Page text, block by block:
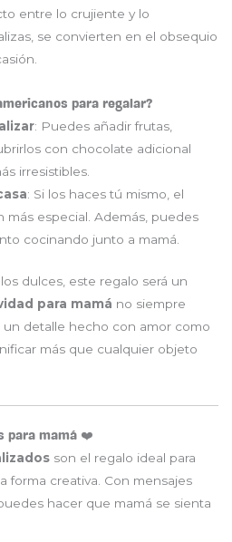
entre lo crujiente y lo
se convierten en el obsequio
para regalar?
: Puedes añadir frutas,
con chocolate adicional
irresistibles.
: Si los haces tú mismo, el
más especial. Además, puedes
cocinando junto a mamá.
dulces, este regalo será un
para mamá no siempre
detalle hecho con amor como
más que cualquier objeto
para mamá ❤️
son el regalo ideal para
forma creativa. Con mensajes
hacer que mamá se sienta